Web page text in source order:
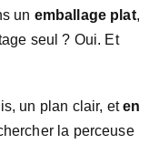
un emballage plat,
seul ? Oui. Et
un plan clair, eten
la perceuse